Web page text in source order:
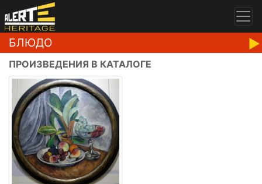
БЛЮДО
ПРОИЗВЕДЕНИЯ В КАТАЛОГЕ